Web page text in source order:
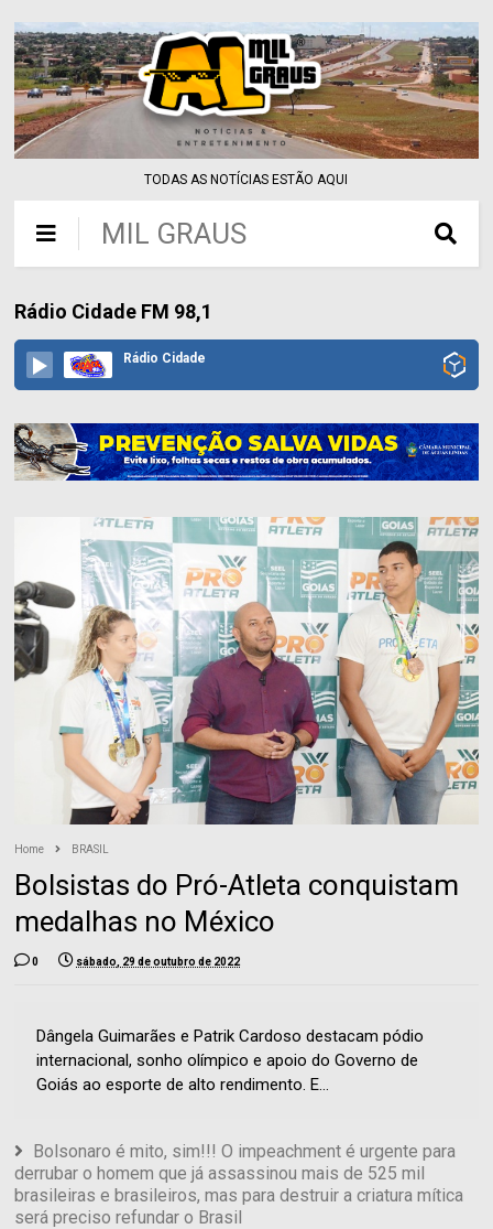
TODAS AS NOTÍCIAS ESTÃO AQUI
MIL GRAUS
Rádio Cidade FM 98,1
Rádio Cidade
Home BRASIL
Bolsistas do Pró-Atleta conquistam
medalhas no México
0 sábado, 29 de outubro de 2022
Dângela Guimarães e Patrik Cardoso destacam pódio
internacional, sonho olímpico e apoio do Governo de
Goiás ao esporte de alto rendimento. E...
Bolsonaro é mito, sim!!! O impeachment é urgente para
derrubar o homem que já assassinou mais de 525 mil
brasileiras e brasileiros, mas para destruir a criatura mítica
será preciso refundar o Brasil